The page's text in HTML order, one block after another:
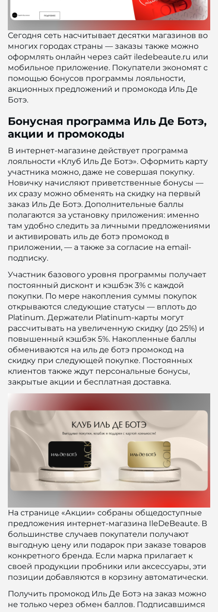
Сегодня сеть насчитывает десятки магазинов во
многих городах страны — заказы также можно
оформлять онлайн через сайт iledebeaute.ru или
мобильное приложение. Покупатели экономят с
помощью бонусов программы лояльности,
акционных предложений и промокода Иль Де
Ботэ.
Бонусная программа Иль Де Ботэ,
акции и промокоды
В интернет-магазине действует программа
лояльности «Клуб Иль Де Ботэ». Оформить карту
участника можно, даже не совершая покупку.
Новичку начисляют приветственные бонусы —
их сразу можно обменять на скидку на первый
заказ Иль Де Ботэ. Дополнительные баллы
полагаются за установку приложения: именно
там удобно следить за личными предложениями
и активировать иль де ботэ промокод в
приложении, — а также за согласие на email-
подписку.
Участник базового уровня программы получает
постоянный дисконт и кэшбэк 3% с каждой
покупки. По мере накопления суммы покупок
открываются следующие статусы — вплоть до
Platinum. Держатели Platinum-карты могут
рассчитывать на увеличенную скидку (до 25%) и
повышенный кэшбэк 5%. Накопленные баллы
обмениваются на иль де ботэ промокод на
скидку при следующей покупке. Постоянных
клиентов также ждут персональные бонусы,
закрытые акции и бесплатная доставка.
На странице «Акции» собраны общедоступные
предложения интернет-магазина IleDeBeaute. В
большинстве случаев покупатели получают
выгодную цену или подарок при заказе товаров
конкретного бренда. Если марка прилагает к
своей продукции пробники или аксессуары, эти
позиции добавляются в корзину автоматически.
Получить промокод Иль Де Ботэ на заказ можно
не только через обмен баллов. Подписавшимся